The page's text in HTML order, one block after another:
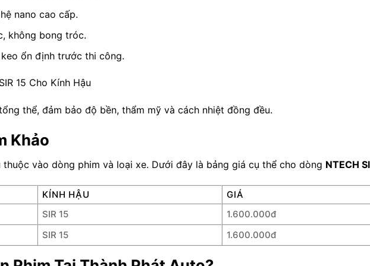
nano cao cấp.
không bong tróc.
ổn định trước thi công.
thể, đảm bảo độ bền, thẩm mỹ và cách nhiệt đồng đều.
Khảo
thuộc vào dòng phim và loại xe. Dưới đây là bảng giá cụ thể cho dòng NTECH
KÍNH HẬU
GIÁ
SIR 15
1.600.000đ
SIR 15 1.600.000đ